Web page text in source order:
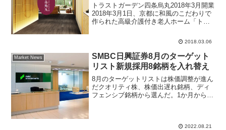
トラストガーデン四条烏丸2018年3月開業
2018年3月1日、京都に和風のこだわりで
作られた高級介護付き老人ホーム「トラ
営会社は名古屋に本社がある東証一部上
場企業のリゾートトラストが発表した。
会員制リゾー...
2018.03.06
Market News
SMBC日興証券8月のターゲット
リスト新規採用8銘柄を入れ替え
8月のターゲットリストは株価調整が進ん
だクオリティ株、株価出遅れ銘柄、ディ
フェンシブ銘柄から選んだ。1か月から3
2022.08.21